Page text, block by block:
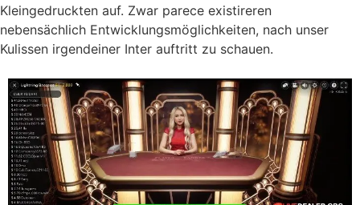
Kleingedruckten auf. Zwar parece existireren
nebensächlich Entwicklungsmöglichkeiten, nach unser
Kulissen irgendeiner Inter auftritt zu schauen.